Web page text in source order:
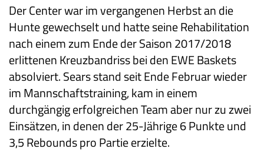
Der Center war im vergangenen Herbst an die
Hunte gewechselt und hatte seine Rehabilitation
nach einem zum Ende der Saison 2017/2018
erlittenen Kreuzbandriss bei den EWE Baskets
absolviert. Sears stand seit Ende Februar wieder
im Mannschaftstraining, kam in einem
durchgängig erfolgreichen Team aber nur zu zwei
Einsätzen, in denen der 25-Jährige 6 Punkte und
3,5 Rebounds pro Partie erzielte.